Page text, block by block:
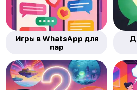
Игры в WhatsApp для
пар